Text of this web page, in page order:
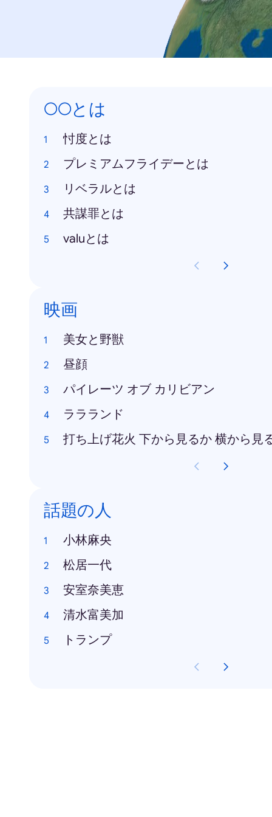
○○とは
忖度とは
プレミアムフライデーとは
リベラルとは
共謀罪とは
valuとは
映画
美女と野獣
昼顔
パイレーツ オブ カリビアン
ララランド
打ち上げ花火 下から見るか 横から見
話題の人
小林麻央
松居一代
安室奈美恵
清水富美加
トランプ